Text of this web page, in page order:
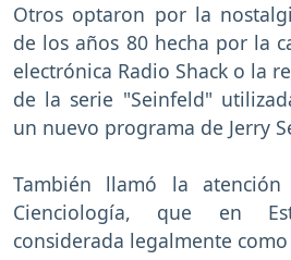
Otros optaron por la
de los años 80 hecha por la
electrónica Radio Shack o la
de la serie "Seinfeld"
un nuevo programa de Jerry
También llamó la
Cienciología, que en
considerada legalmente